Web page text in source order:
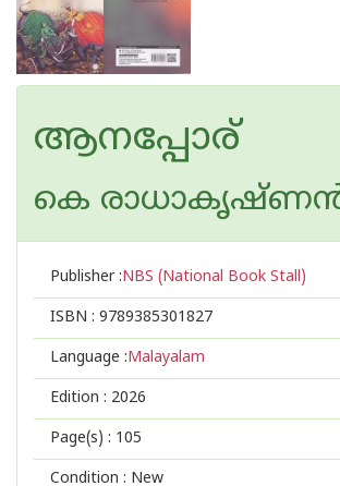
ആനപ്പോര്
കെ
Publisher :NBS (National Book Stall)
ISBN : 9789385301827
Language :Malayalam
Edition : 2026
Page(s) : 105
Condition : New